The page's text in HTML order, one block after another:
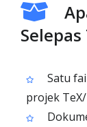
Satu
projek